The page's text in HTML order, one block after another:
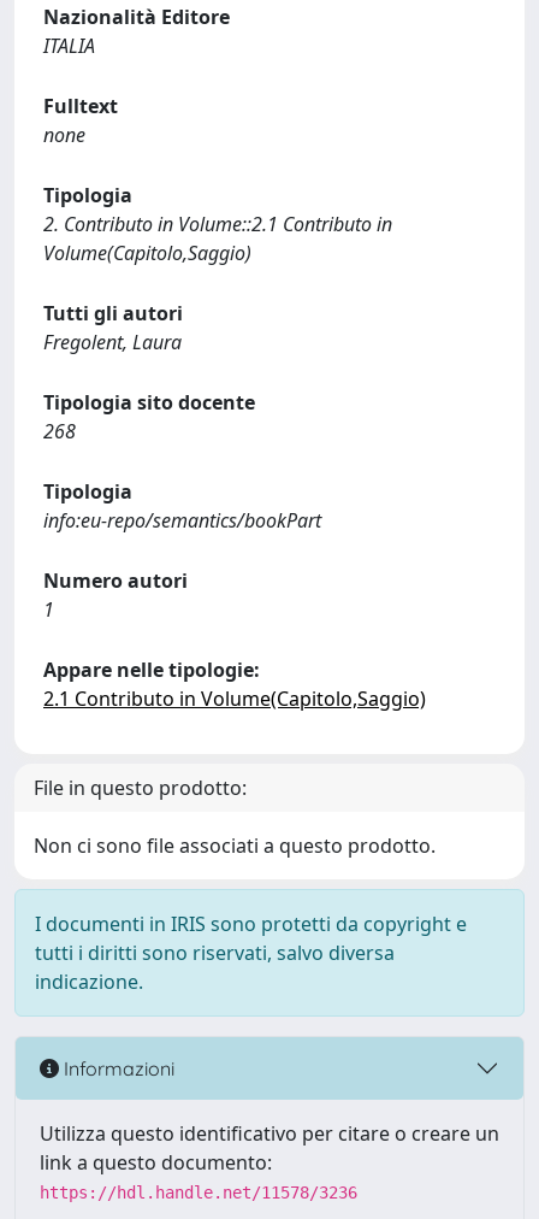
Nazionalità Editore
ITALIA
Fulltext
none
Tipologia
2. Contributo in Volume::2.1 Contributo in
Volume(Capitolo,Saggio)
Tutti gli autori
Fregolent, Laura
Tipologia sito docente
268
Tipologia
info:eu-repo/semantics/bookPart
Numero autori
1
Appare nelle tipologie:
2.1 Contributo in Volume(Capitolo,Saggio)
File in questo prodotto:
Non ci sono file associati a questo prodotto.
I documenti in IRIS sono protetti da copyright e
tutti i diritti sono riservati, salvo diversa
indicazione.
Informazioni
Utilizza questo identificativo per citare o creare un
link a questo documento:
https://hdl.handle.net/11578/3236